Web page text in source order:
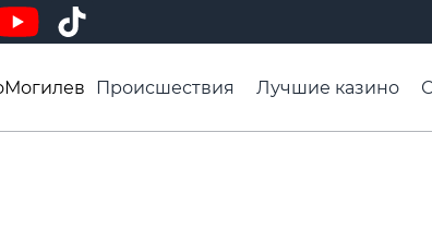
Происшествия Лучшие казино
ВБ